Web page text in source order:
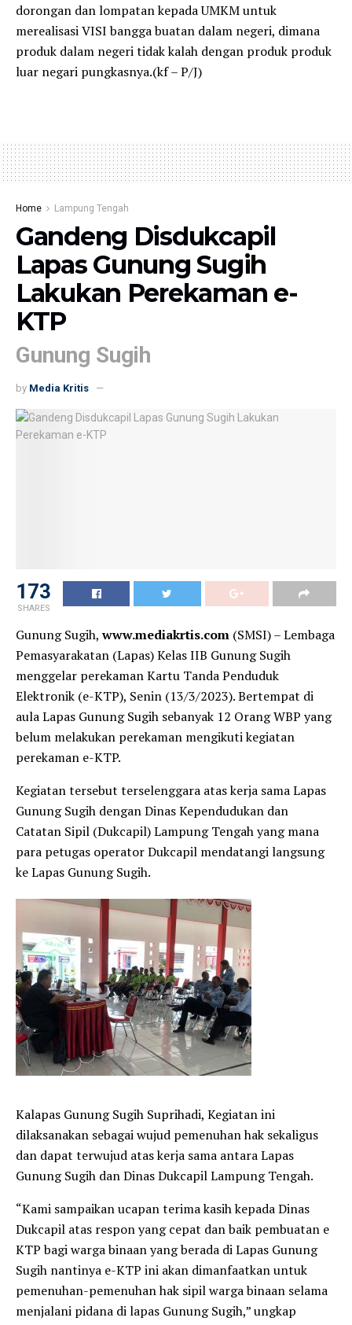
dorongan dan lompatan kepada UMKM untuk
merealisasi VISI bangga buatan dalam negeri, dimana
produk dalam negeri tidak kalah dengan produk produk
luar negari pungkasnya.(kf – P/J)
Home Lampung Tengah
Gandeng Disdukcapil
Lapas Gunung Sugih
Lakukan Perekaman e-
KTP
Gunung Sugih
by Media Kritis
173
SHARES
Gunung Sugih,www.mediakrtis.com (SMSI) – Lembaga
Pemasyarakatan (Lapas) Kelas IIB Gunung Sugih
menggelar perekaman Kartu Tanda Penduduk
Elektronik (e-KTP), Senin (13/3/2023). Bertempat di
aula Lapas Gunung Sugih sebanyak 12 Orang WBP yang
belum melakukan perekaman mengikuti kegiatan
perekaman e-KTP.
Kegiatan tersebut terselenggara atas kerja sama Lapas
Gunung Sugih dengan Dinas Kependudukan dan
Catatan Sipil (Dukcapil) Lampung Tengah yang mana
para petugas operator Dukcapil mendatangi langsung
ke Lapas Gunung Sugih.
Kalapas Gunung Sugih Suprihadi, Kegiatan ini
dilaksanakan sebagai wujud pemenuhan hak sekaligus
dan dapat terwujud atas kerja sama antara Lapas
Gunung Sugih dan Dinas Dukcapil Lampung Tengah.
“Kami sampaikan ucapan terima kasih kepada Dinas
Dukcapil atas respon yang cepat dan baik pembuatan e
KTP bagi warga binaan yang berada di Lapas Gunung
Sugih nantinya e-KTP ini akan dimanfaatkan untuk
pemenuhan-pemenuhan hak sipil warga binaan selama
menjalani pidana di lapas Gunung Sugih,” ungkap